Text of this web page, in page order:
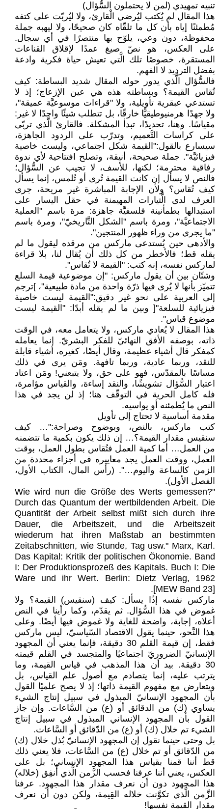
تنبيه تمهيدي (لمن لا يحتملون السُّؤال)
هذا المقال لم يُكتب ليُرضي الْقارئ، ولا ليُربّت على كتفه
مُطمئنًا إياه بأن كل ما تلقّاه كان صحيحًا، ولا ليهبه جملة
محفوظة، دون وعي، يلوّح بها منتصرًا في أي سجال.
على العكس، هو نصّ صيغ عمدًا لإقلاق القناعات
المستقرة، خصوصًا تلك الَّتي تعيش حياة فكرية وادعة
بفضل الترديد لا الفهم.
فالسُّؤال الَّذي يدور حوله المقال شديد البساطة: كيف
تُقاس القيمة؟ وبساطته هذه هي عين الإزعاج؛ إذ لا
تستدعي عبقرية تأويلية، ولا "قراءات موسوعيَّة عميقة"،
ولا جهدًا هرمنيوطيقيًّا خارقًا، بل تتطلب شيئًا واحدًا لا غير:
مقياسًا. وهنا، تحديدًا، تبدأ المشكلة. فالقارئ الَّذي تربّى
على كراسات التَّعميم، وتدرّب على الردود الجاهزة،
سيسارع بالقول:"القيمة شكل اجتماعي، وليست خاصية
فيزيائيَّة". جملة صحيحة، أنيقة، وتصلح افتتاحية لأي ندوة
رفاقية محترمة؛ لكنها، للأسف، لا تجيب عن السُّؤال؛
فالنص لا يسأل إن كانت القيمة تُرى أو تُلمس، إنما يسأل
كيف تُقاس؟ ولأن الإجابة المباشرة غير مريحة، جرى
العرف لدى الَّتيارات المهيمنة في حقل اليسار على
استبدالها بطمأنينة فلسفيَّة جاهزة: مرة باسم "العملية
الاجتماعيَّة"، ومرة باسم "الشكل التَّاريخيّ"، ومرة باسم
"ما يجري من وراء ظهور المنتجين".
والأدهى حين يُستدعى ماركس من مرقده ليقول ما لم
يقله قط؛ فالأخطر من كل ذلك أن يُقال لنا، بلا قراءة
لماركس نفسه، إنه كتب: "القيمة لا تُقاس".
وشتّان بين أن يقول ماركس: "إن موضوعية قيمة السلع
تتميّز بأنها لا يُرى فيها ذرّة واحدة من مادة طبيعية"، ]ترجم
إلى العربية على نحو غير دقيق:"القيمة ليست خاصية
فيزيائية للسلعة"[ وبين ما لم يقله أبدًا: "القيمة ليست
موضوع قياس".
هذا المقال لا يُعادي ماركس، ولا يتعامل معه، في الوقت
ذاته، بوصفه الأفق النهائيّ للفكر البشريّ. إنما يعامله
كمفكر قال أشياء عظيمة، وقال أيضًا، كغيره، أشياء قابلة
للنقد، وربما عادية، وربما تافهة. ومَن يرى في ذلك
مساسًا بالمقدّس، فهو على حق، ولا يتبعني! ومَن اعتاد
اعتبار السُّؤال تشويشًا، والنقد إساءة، والقياس مؤامرة،
فله كامل الحرية في التوقّف هنا؛ إذ لن يجد في هذا
النص ما يُطمئنه أو يواسيه.
مقدمة أساسية لا تحتاج إلى تأويل
كتب ماركس، بالنص، وبوضوح وصراحة:"… كيف
سنقيس مقدار القيمة؟… إن ذلك يكون بكمية ما تتضمنه
من العمل… أما كمية العمل فتُقاس بطول العمل، بوقت
العمل، ووقت العمل يجد معاييره في أجزاء محددة من
الزمن كالساعة واليوم…". (رأس المال، الكتاب الأول،
الفصل الأول).
"Wie wird nun die Größe des Werts gemessen?
Durch das Quantum der wertbildenden Arbeit. Die
Quantität der Arbeit selbst mißt sich durch ihre
Dauer, die Arbeitszeit, und die Arbeitszeit
wiederum hat ihren Maßstab an bestimmten
Zeitabschnitten, wie Stunde, Tag usw." Marx, Karl.
Das Kapital: Kritik der politischen Ökonomie. Band
I: Der Produktionsprozeß des Kapitals. Buch I: Die
Ware und ihr Wert. Berlin: Dietz Verlag, 1962
[MEW Band 23].
ماركس نفسه إذًا يسأل: كيف (سنقيس) القيمة؟ ولا
غموض في هذا السُّؤال. ثم يقدّم، وكما رأينا في النص
أعلاه، إجابة، واضحة للغاية ولا غموض فيها أيضًا. وعلى
هذا النَّحو، حينما يقول الاقتصاد السّياسيّ، ليس ماركس
فقط، إن قيمة القلم 30 دقيقة، فإنما يعني أن المجهود
الإنسانيّ الضروريّ اجتماعيًا والمتجسد في القلم قيمته
30 دقيقة. بيد أن هذا المذهب في قياس القيمة، وما
يترتب عليه، إنما يتصادم مع أصول علم القياس، بل
ويتعارض مع مفهوم القيمة ذاتها؛ إذ لا يصح علميًا القول
بأن المجهود الإنسانيّ المبذول في سبيل إنتاج الشيء
يساوي (ك) من الدقائق أو (ع) من السَّاعات. وإن جاز
القول بأن المجهود الإنساني المبذول في سبيل إنتاج
الشيء تم خلال (ك) أو (ع) من الدّقائق أو السَّاعات.
بل وحتى حينما نقول إن المجهود الإنسانيّ بُذل خلال (ك)
من الدّقائق أو تم خلال (ع) من السَّاعات، فلا يعني ذلك
قط أننا قمنا بقياس هذا المجهود الإنساني؛ بل على
العكس، يعني أننا عرفنا فحسب الزَّمن الَّذي أُنفِق (خلاله)
هذا المجهود دون أن نعرف مقدار هذا المجهود. عرفنا
الزَّمن الَّذي تكوَّنت خلاله القِيمة، ولكن دون أن نعرف
مقدار القيمة نفسها!